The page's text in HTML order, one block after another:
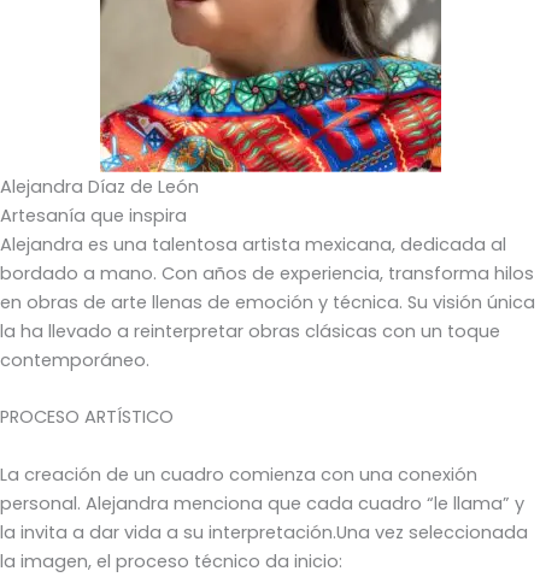
Alejandra Díaz de León
Artesanía que inspira
Alejandra es una talentosa artista mexicana, dedicada al
bordado a mano. Con años de experiencia, transforma hilos
en obras de arte llenas de emoción y técnica. Su visión única
la ha llevado a reinterpretar obras clásicas con un toque
contemporáneo.
PROCESO ARTÍSTICO
La creación de un cuadro comienza con una conexión
personal. Alejandra menciona que cada cuadro “le llama” y
la invita a dar vida a su interpretación.Una vez seleccionada
la imagen, el proceso técnico da inicio: